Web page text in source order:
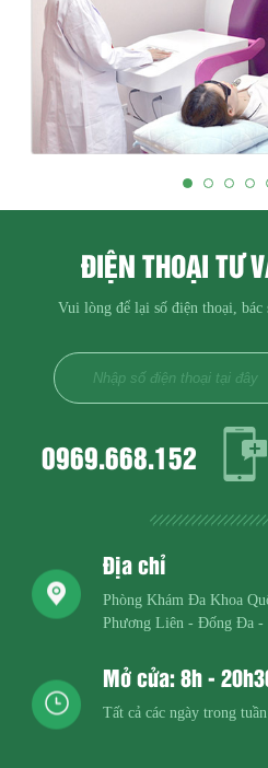
ĐIỆN THOẠI TƯ
Vui lòng để lại số điện thoại,
0969.668.152
Địa chỉ
Phòng Khám Đa Khoa
Phương Liên - Đống Đa -
Mở cửa: 8h -
Tất cả các ngày trong